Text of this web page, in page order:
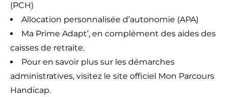
(PCH)
Allocation personnalisée d’autonomie (APA)
Ma Prime Adapt’, en complément des aides des
caisses de retraite.
Pour en savoir plus sur les démarches
administratives, visitez le site officiel Mon Parcours
Handicap.